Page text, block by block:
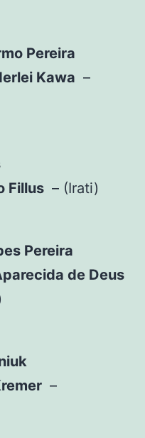
Pereira
Kawa –
Fillus – (Irati)
Pereira
de Deus
–